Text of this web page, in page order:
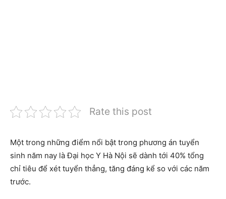
Rate this post
Một trong những điểm nổi bật trong phương án tuyển
sinh năm nay là Đại học Y Hà Nội sẽ dành tới 40% tổng
chỉ tiêu để xét tuyển thẳng, tăng đáng kể so với các năm
trước.